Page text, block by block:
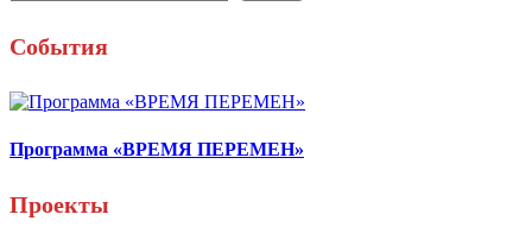
События
Программа «ВРЕМЯ ПЕРЕМЕН»
Проекты